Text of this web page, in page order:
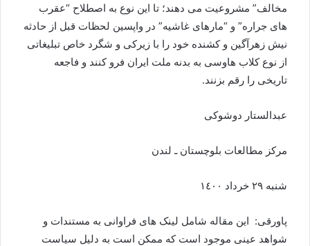
مخالف” مشروعیت می دهند؛ تا این نوع به اصطلاح “عقرب
های جراره” و “مارهای غاشیه” در واپسین لحظات قبل از حادثه
نیش زهرآگین و کشنده خود را با زیرکی و شگرد خاص تبلیغاتی
از نوع کلاب هاوسی به بدنه ملت ایران فرو کنند و فاجعه
تاریخی را رقم بزنند.
عبدالستار دوشوکی
مرکز مطالعات بلوچستان ـ لندن
شنبه ۲٩ خرداد ١٤٠٠
پاورقی: این مقاله شامل لینک های فراوانی به مستندات و
شواهد عینی موجود است که ممکن است به دلیل سیاست